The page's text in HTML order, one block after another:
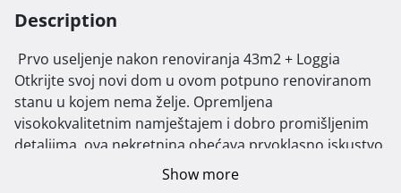
Description
Otkrijte svoj novi dom u ovom potpuno renoviranom
stanu u kojem nema želje. Opremljena
visokokvalitetnim namještajem i dobro promišljenim
detaljima, ova nekretnina obećava prvoklasno iskustvo
useljenja od ožujka 2024. Bez obzira želite li sami živjeti
Show more